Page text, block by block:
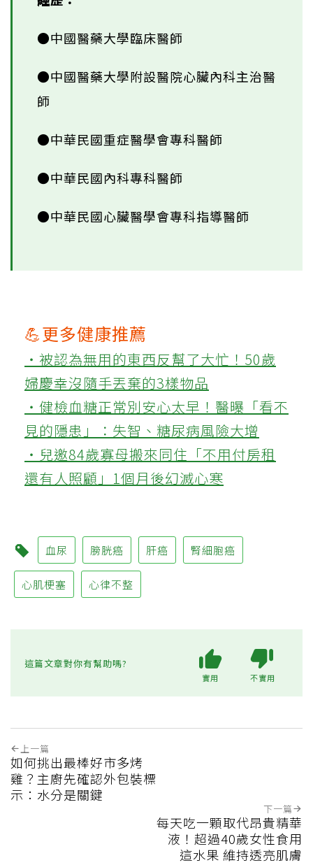
●中國醫藥大學臨床醫師
●中國醫藥大學附設醫院心臟內科主治醫
師
●中華民國重症醫學會專科醫師
●中華民國內科專科醫師
●中華民國心臟醫學會專科指導醫師
💪更多健康推薦
‧被認為無用的東西反幫了大忙！50歲
婦慶幸沒隨手丟棄的3樣物品
‧健檢血糖正常別安心太早！醫曝「看不
見的隱患」：失智、糖尿病風險大增
‧兒邀84歲寡母搬來同住「不用付房租
還有人照顧」1個月後幻滅心寒
血尿 膀胱癌 肝癌 腎細胞癌
心肌梗塞 心律不整
這篇文章對你有幫助嗎?
實用 不實用
上一篇
如何挑出最棒好市多烤
雞？主廚先確認外包裝標
示：水分是關鍵
下一篇
每天吃一顆取代昂貴精華
液！超過40歲女性食用
這水果 維持透亮肌膚